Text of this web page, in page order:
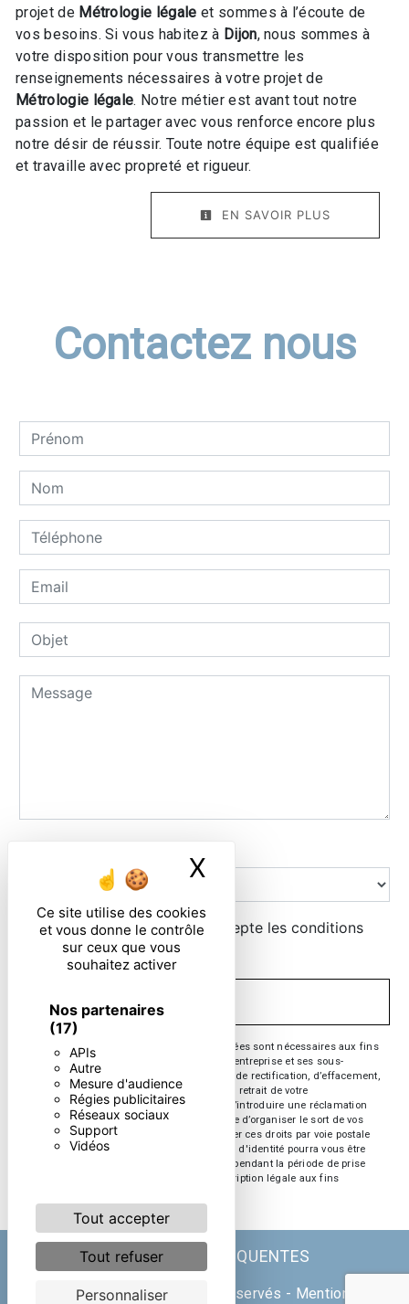
Ce site utilise des cookies
et vous donne le contrôle
sur ceux que vous
souhaitez activer
Nos partenaires
(17)
APIs
Autre
Mesure d'audience
Régies publicitaires
Réseaux sociaux
Support
Vidéos
Tout accepter
Tout refuser
Personnaliser
X Masquer le
projet de Métrologie légale et sommes à l’écoute de
vos besoins. Si vous habitez à Dijon, nous sommes à
votre disposition pour vous transmettre les
renseignements nécessaires à votre projet de
Métrologie légale. Notre métier est avant tout notre
passion et le partager avec vous renforce encore plus
notre désir de réussir. Toute notre équipe est qualifiée
et travaille avec propreté et rigueur.
EN SAVOIR PLUS
Contactez nous
En cochant cette case, j'accepte les conditions
particulières ci-dessous **
** Les données personnelles communiquées sont nécessaires aux fins
de vous contacter. Elles sont destinées à l'entreprise et ses sous-
traitants. Vous disposez de droits d’accès, de rectification, d’effacement,
de portabilité, de limitation, d’opposition, de retrait de votre
consentement à tout moment et du droit d’introduire une réclamation
auprès d’une autorité de contrôle, ainsi que d’organiser le sort de vos
données post-mortem. Vous pouvez exercer ces droits par voie postale
ou par courrier électronique. Un justificatif d'identité pourra vous être
demandé. Nous conservons vos données pendant la période de prise
de contact puis pendant la durée de prescription légale aux fins
RECHERCHES FRÉQUENTES
Vistalid- 2026 - Tous droits réservés - Mentions